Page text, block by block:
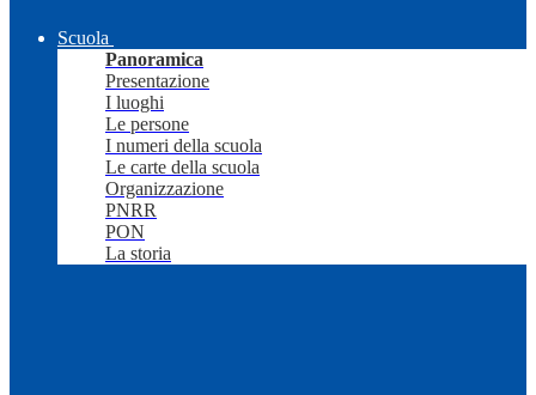
Scuola
Panoramica
Presentazione
I luoghi
Le persone
I numeri della scuola
Le carte della scuola
Organizzazione
PNRR
PON
La storia